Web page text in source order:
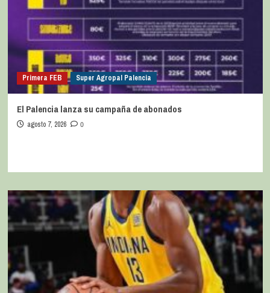
Primera FEB Super Agropal Palencia
El Palencia lanza su campaña de abonados
agosto 7, 2026 0